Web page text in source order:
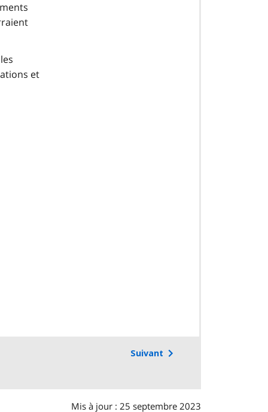
et
Suivant
Mis à jour : 25 septembre 2023